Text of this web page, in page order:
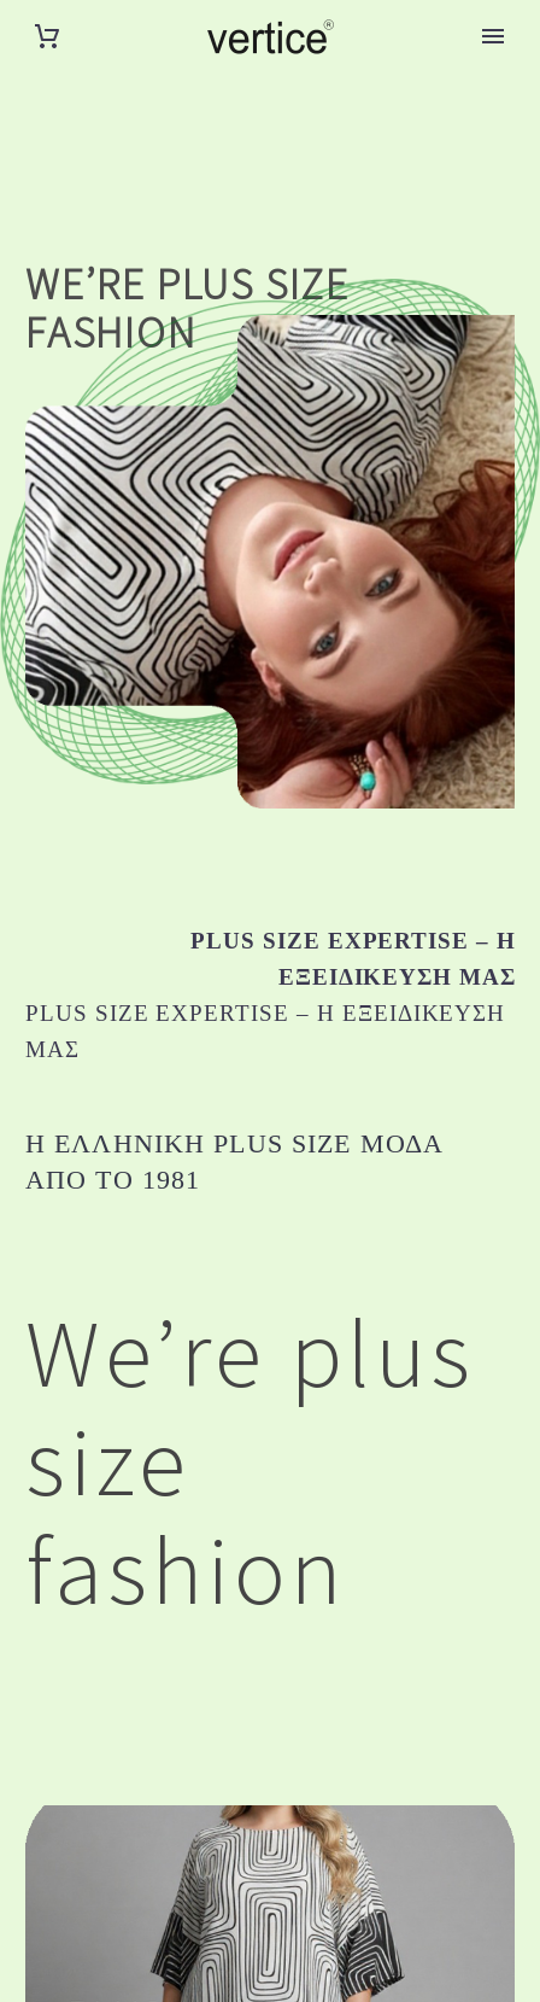
We’re plus
size
fashion
WE’RE PLUS SIZE
FASHION
PLUS SIZE EXPERTISE – Η
ΕΞΕΙΔΊΚΕΥΣΉ ΜΑΣ
PLUS SIZE EXPERTISE – Η ΕΞΕΙΔΊΚΕΥΣΉ
ΜΑΣ
Η ΕΛΛΗΝΙΚΉ PLUS SIZE ΜΌΔΑ
ΑΠΌ ΤΟ 1981